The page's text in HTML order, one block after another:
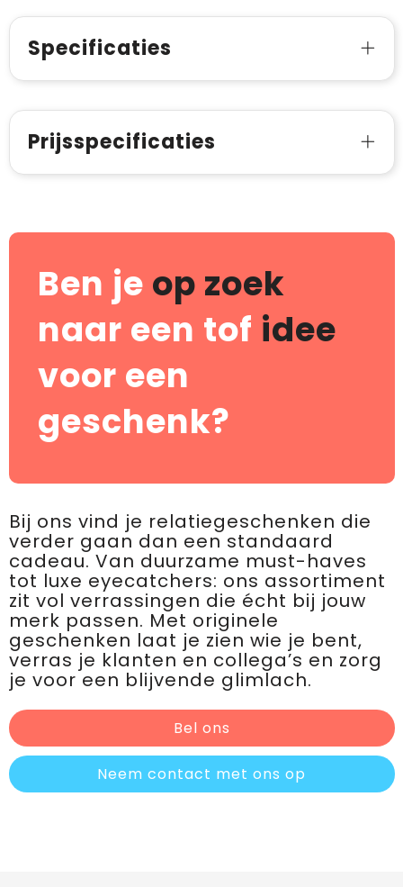
Specificaties
Prijsspecificaties
Ben je op zoek
naar een tof idee
voor een
geschenk?
Bij ons vind je relatiegeschenken die
verder gaan dan een standaard
cadeau. Van duurzame must-haves
tot luxe eyecatchers: ons assortiment
zit vol verrassingen die écht bij jouw
merk passen. Met originele
geschenken laat je zien wie je bent,
verras je klanten en collega’s en zorg
je voor een blijvende glimlach.
Bel ons
Neem contact met ons op